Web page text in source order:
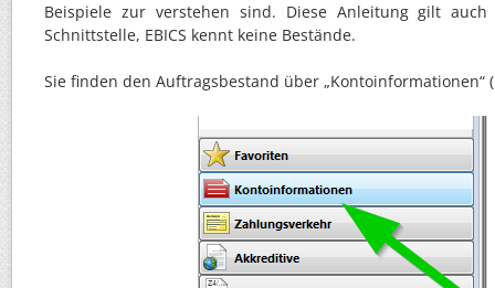
Beispiele zur verstehen sind. Diese Anleitung gilt
Schnittstelle, EBICS kennt keine Bestände.
Sie finden den Auftragsbestand über „Kontoinformationen“